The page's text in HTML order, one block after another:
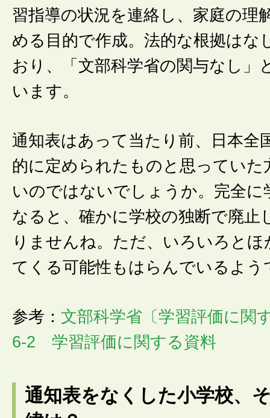
習指導の状況を連絡し、家庭の理
める目的で作成。法的な根拠はな
おり、「文部科学省の関与なし」
います。
通知表はあって当たり前、日本全
的に定められたものと思っていた
いのではないでしょうか。完全に
なると、確かに学校の独断で廃止
りませんね。ただ、いろいろとほ
てくる可能性もはらんでいるよう
参考： 文部科学省〔学習評価に関
6-2 学習評価に関する資料
通知表をなくした小学校、